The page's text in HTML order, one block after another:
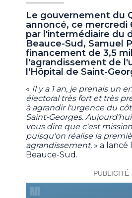
Le gouvernement du
annoncé, ce mercredi
par l'intermédiaire du
Beauce-Sud, Samuel
financement de 3,5
l'agrandissement de
l'Hôpital de Saint-
« Il y a 1 an, je prenais un
électoral très fort et très
à agrandir l'urgence du
Saint-Georges.
vous dire que c'est
puisqu'on réalise la
agrandissement,» a
Beauce-Sud.